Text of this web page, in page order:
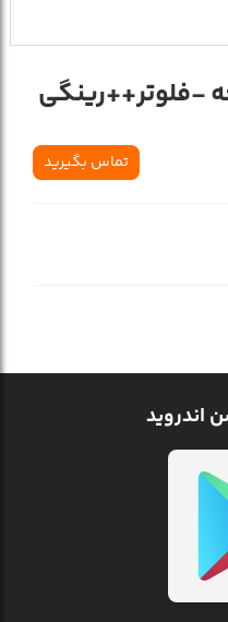
-فلوتر++رينگي
تماس بگیرید
اندروید